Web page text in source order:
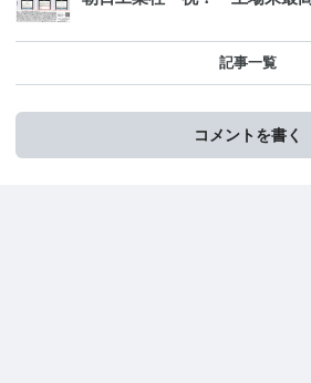
記事一覧
コメントを書く